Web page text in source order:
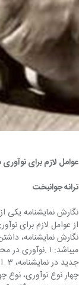
عوامل لازم برای
ترانه جوانبخت